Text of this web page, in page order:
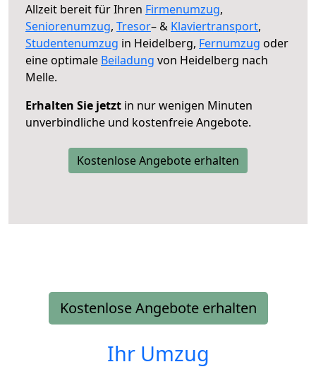
Allzeit bereit für Ihren Firmenumzug,
Seniorenumzug, Tresor– & Klaviertransport,
Studentenumzug in Heidelberg, Fernumzug oder
eine optimale Beiladung von Heidelberg nach
Melle.
Erhalten Sie jetzt in nur wenigen Minuten
unverbindliche und kostenfreie Angebote.
Kostenlose Angebote erhalten
Kostenlose Angebote erhalten
Ihr Umzug